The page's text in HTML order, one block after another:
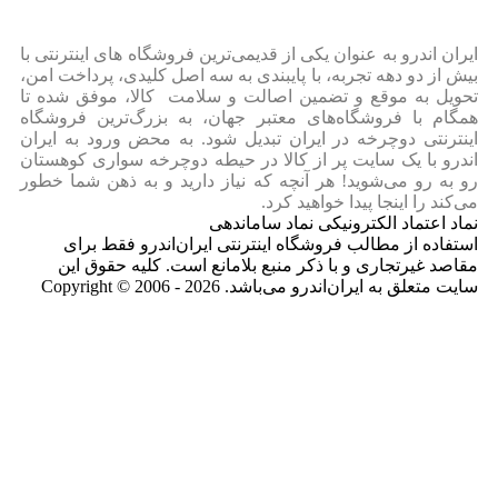
ایران‌ اندرو به عنوان یکی از قدیمی‌ترین فروشگاه های اینترنتی با
بیش از دو دهه تجربه، با پایبندی به سه اصل کلیدی، پرداخت امن،
تحویل به موقع و تضمین اصالت و سلامت کالا، موفق شده تا
همگام با فروشگاه‌های معتبر جهان، به بزرگ‌ترین فروشگاه
اینترنتی دوچرخه در ایران تبدیل شود. به محض ورود به ایران‌
اندرو با یک سایت پر از کالا در حیطه دوچرخه سواری کوهستان
رو به رو می‌شوید! هر آنچه که نیاز دارید و به ذهن شما خطور
می‌کند را اینجا پیدا خواهید کرد.
نماد اعتماد الکترونیکی نماد ساماندهی
استفاده از مطالب فروشگاه اینترنتی ایران‌اندرو فقط برای
مقاصد غیرتجاری و با ذکر منبع بلامانع است. کلیه حقوق این
سایت متعلق به ایران‌اندرو می‌باشد. Copyright © 2006 - 2026